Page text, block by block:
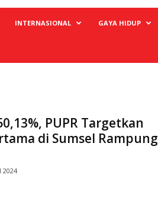
INTERNASIONAL GAYA HIDUP
PUPR Targetkan
di Sumsel Rampung
2024